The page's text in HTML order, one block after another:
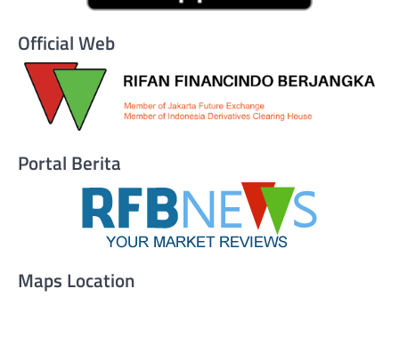
Official Web
Portal Berita
Maps Location